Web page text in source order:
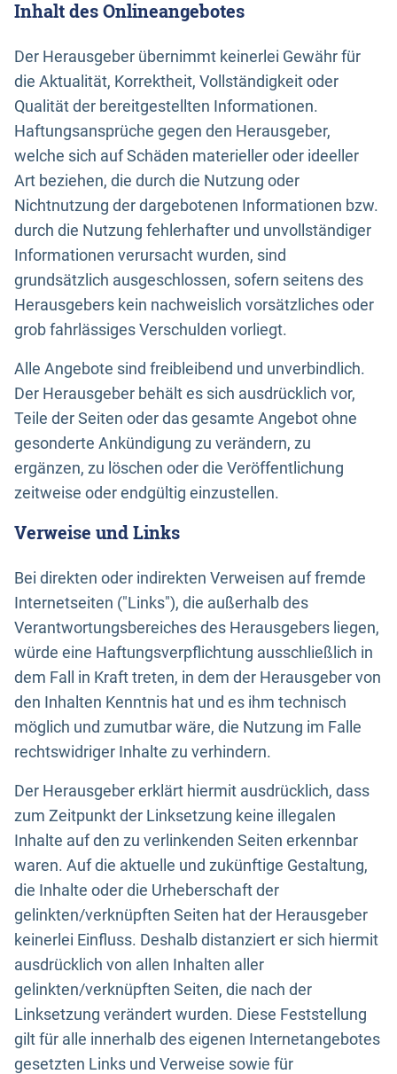
Inhalt des Onlineangebotes
Der Herausgeber übernimmt keinerlei Gewähr für
die Aktualität, Korrektheit, Vollständigkeit oder
Qualität der bereitgestellten Informationen.
Haftungsansprüche gegen den Herausgeber,
welche sich auf Schäden materieller oder ideeller
Art beziehen, die durch die Nutzung oder
Nichtnutzung der dargebotenen Informationen bzw.
durch die Nutzung fehlerhafter und unvollständiger
Informationen verursacht wurden, sind
grundsätzlich ausgeschlossen, sofern seitens des
Herausgebers kein nachweislich vorsätzliches oder
grob fahrlässiges Verschulden vorliegt.
Alle Angebote sind freibleibend und unverbindlich.
Der Herausgeber behält es sich ausdrücklich vor,
Teile der Seiten oder das gesamte Angebot ohne
gesonderte Ankündigung zu verändern, zu
ergänzen, zu löschen oder die Veröffentlichung
zeitweise oder endgültig einzustellen.
Verweise und Links
Bei direkten oder indirekten Verweisen auf fremde
Internetseiten ("Links"), die außerhalb des
Verantwortungsbereiches des Herausgebers liegen,
würde eine Haftungsverpflichtung ausschließlich in
dem Fall in Kraft treten, in dem der Herausgeber von
den Inhalten Kenntnis hat und es ihm technisch
möglich und zumutbar wäre, die Nutzung im Falle
rechtswidriger Inhalte zu verhindern.
Der Herausgeber erklärt hiermit ausdrücklich, dass
zum Zeitpunkt der Linksetzung keine illegalen
Inhalte auf den zu verlinkenden Seiten erkennbar
waren. Auf die aktuelle und zukünftige Gestaltung,
die Inhalte oder die Urheberschaft der
gelinkten/verknüpften Seiten hat der Herausgeber
keinerlei Einfluss. Deshalb distanziert er sich hiermit
ausdrücklich von allen Inhalten aller
gelinkten/verknüpften Seiten, die nach der
Linksetzung verändert wurden. Diese Feststellung
gilt für alle innerhalb des eigenen Internetangebotes
gesetzten Links und Verweise sowie für